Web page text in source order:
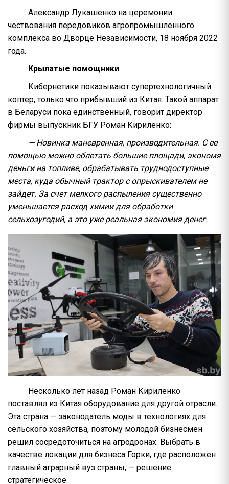
Александр Лукашенко на церемонии
чествования передовиков агропромышленного
комплекса во Дворце Независимости, 18 ноября 2022
года.
Крылатые помощники
Кибернетики показывают супертехнологичный
коптер, только что прибывший из Китая. Такой аппарат
в Беларуси пока единственный, говорит директор
фирмы выпускник БГУ Роман Кириленко:
— Новинка маневренная, производительная. С ее
помощью можно облетать большие площади, экономя
деньги на топливе, обрабатывать труднодоступные
места, куда обычный трактор с опрыскивателем не
зайдет. За счет мелкого распыления существенно
уменьшается расход химии для обработки
сельхозугодий, а это уже реальная экономия денег.
Несколько лет назад Роман Кириленко
поставлял из Китая оборудование для другой отрасли.
Эта страна — законодатель моды в технологиях для
сельского хозяйства, поэтому молодой бизнесмен
решил сосредоточиться на агродронах. Выбрать в
качестве локации для бизнеса Горки, где расположен
главный аграрный вуз страны, — решение
стратегическое.